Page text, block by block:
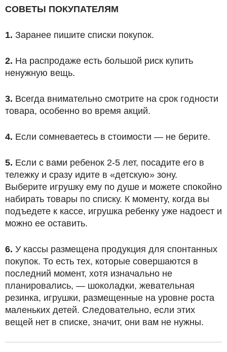
СОВЕТЫ ПОКУПАТЕЛЯМ
1. Заранее пишите списки покупок.
2. На распродаже есть большой риск купить
ненужную вещь.
3. Всегда внимательно смотрите на срок годности
товара, особенно во время акций.
4. Если сомневаетесь в стоимости — не берите.
5. Если с вами ребенок 2-5 лет, посадите его в
тележку и сразу идите в «детскую» зону.
Выберите игрушку ему по душе и можете спокойно
набирать товары по списку. К моменту, когда вы
подъедете к кассе, игрушка ребенку уже надоест и
можно ее оставить.
6. У кассы размещена продукция для спонтанных
покупок. То есть тех, которые совершаются в
последний момент, хотя изначально не
планировались, — шоколадки, жевательная
резинка, игрушки, размещенные на уровне роста
маленьких детей. Следовательно, если этих
вещей нет в списке, значит, они вам не нужны.